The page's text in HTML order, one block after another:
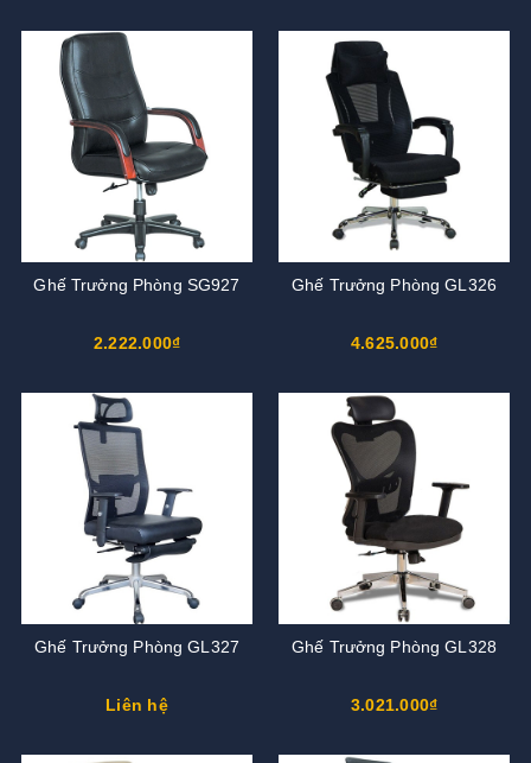
Ghế Trưởng Phòng SG927
2.222.000₫
Ghế Trưởng Phòng GL326
4.625.000₫
Ghế Trưởng Phòng GL327
Liên hệ
Ghế Trưởng Phòng GL328
3.021.000₫